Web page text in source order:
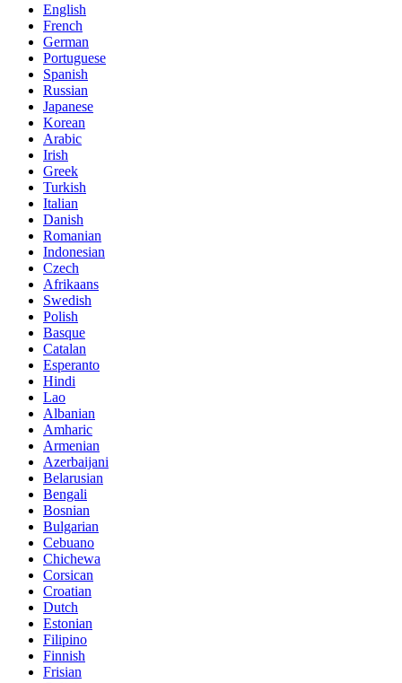
English
French
German
Portuguese
Spanish
Russian
Japanese
Korean
Arabic
Irish
Greek
Turkish
Italian
Danish
Romanian
Indonesian
Czech
Afrikaans
Swedish
Polish
Basque
Catalan
Esperanto
Hindi
Lao
Albanian
Amharic
Armenian
Azerbaijani
Belarusian
Bengali
Bosnian
Bulgarian
Cebuano
Chichewa
Corsican
Croatian
Dutch
Estonian
Filipino
Finnish
Frisian